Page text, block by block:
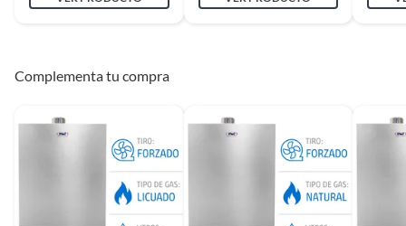
Tiro Forzado
Tipo de energía Eléctrica
Peso del producto
Complementa tu compra